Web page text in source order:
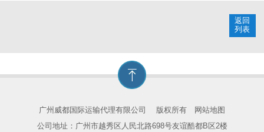
返回
列表
广州威都国际运输代理有限公司 版权所有
网站地图
公司地址：广州市越秀区人民北路698号友谊酷都B区2楼